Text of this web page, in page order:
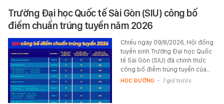
Trường Đại học Quốc tế Sài Gòn (SIU) công bố
điểm chuẩn trúng tuyển năm 2026
Chiều ngày 09/8/2026, Hội đồng
tuyển sinh Trường Đại học Quốc
tế Sài Gòn (SIU) đã chính thức
công bố điểm trúng tuyển của…
HỌC ĐƯỜNG - 7 giờ trước